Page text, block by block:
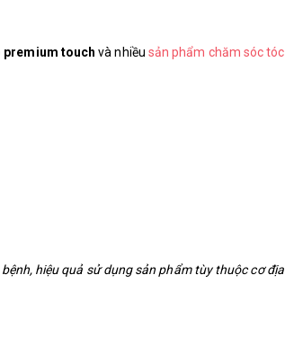
premium touch và nhiều sản phẩm chăm sóc tóc
hiệu quả sử dụng sản phẩm tùy thuộc cơ địa